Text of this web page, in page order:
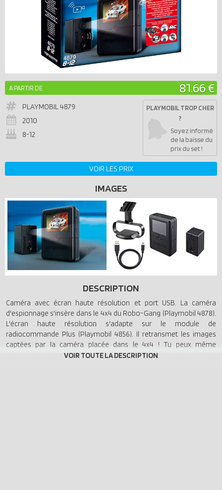
A PARTIR DE 81.66 €
PLAYMOBIL4879
2010
8-12
PLAYMOBIL TROP CHER
?
Soyez informé
de la baisse du
prix du set !
VOIR LES PRIX
IMAGES
DESCRIPTION
Caméra avec écran haute résolution et port USB. La caméra
d'espionnage s'insère dans le 4x4 du Robo-Gang (Playmobil 4878).
L'écran haute résolution s'adapte sur le module de
radiocommande Plus (Playmobil 4856). Il retransmet les images
captées par la caméra placée dans le 4x4 ! Tu peux même
visionner les images sur ton ordinateur avec la fonction USB de